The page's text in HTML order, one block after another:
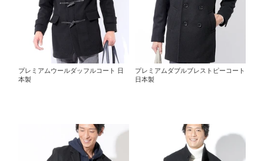
プレミアムウールダッフルコート 日
本製
プレミアムダブルブレストピーコート
日本製